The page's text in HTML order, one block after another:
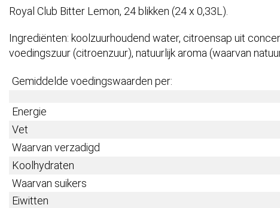
Royal Club Bitter Lemon, 24 blikken (24 x 0,33L).
Ingrediënten: koolzuurhoudend water, citroensap uit
voedingszuur (citroenzuur), natuurlijk aroma (waarvan
Gemiddelde voedingswaarden per:
Energie
Vet
Waarvan verzadigd
Koolhydraten
Waarvan suikers
Eiwitten